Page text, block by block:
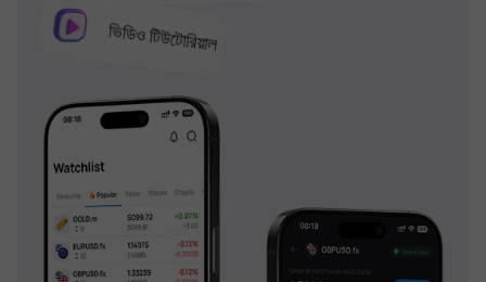
ভিডিও টিউটোরিয়াল